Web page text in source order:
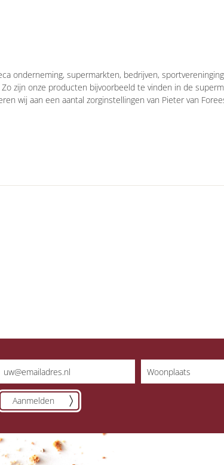
onderneming, supermarkten, bedrijven,
zijn onze producten bijvoorbeeld te vinden in de
wij aan een aantal zorginstellingen van Pieter van
Aanmelden